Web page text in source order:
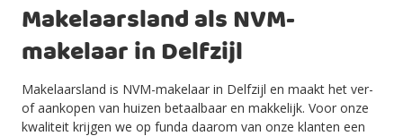
Makelaarsland als NVM-
makelaar in Delfzijl
Makelaarsland is NVM-makelaar in Delfzijl en maakt het ver-
of aankopen van huizen betaalbaar en makkelijk. Voor onze
kwaliteit krijgen we op funda daarom van onze klanten een